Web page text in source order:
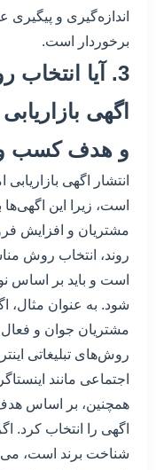
اندازه‌گیری و پیگیری
برخوردار است.
3. آیا
اگهی
و هدف کسب و
انتشار اگهی
است، زیرا این
مشتریان و افزایش
روند، انتخاب روش
است و باید بر اساس
شود. به عنوان مثال،
مشتریان جوان و فعال
روش‌های تبلیغاتی
اجتماعی مانند
همچنین، بر اساس
اگهی را انتخاب
شناخت برند است،